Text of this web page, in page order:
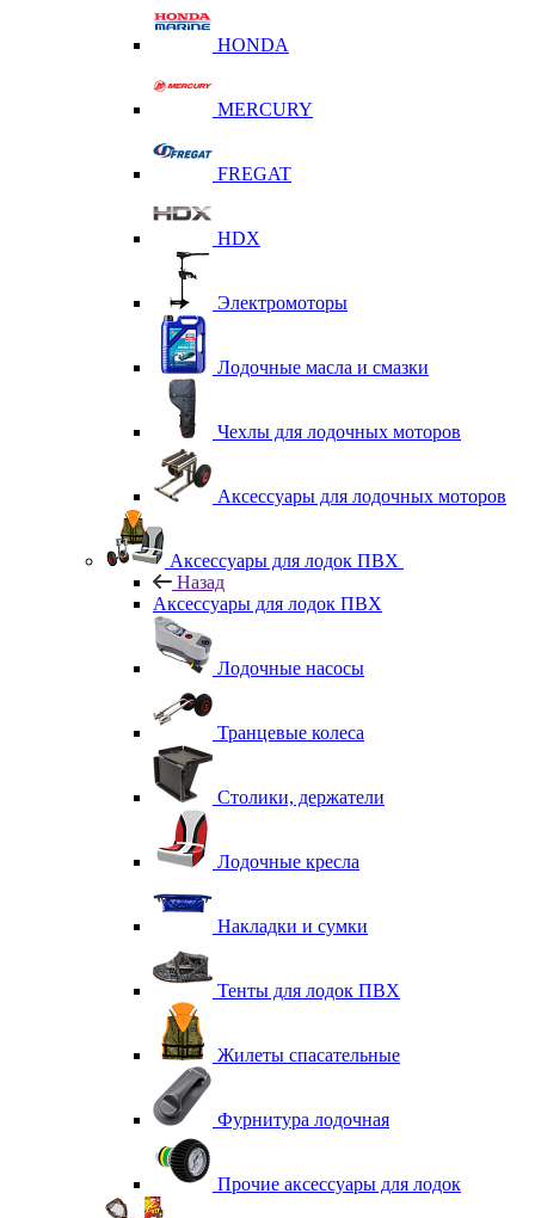
HONDA
MERCURY
FREGAT
HDX
Электромоторы
Лодочные масла и смазки
Чехлы для лодочных моторов
Аксессуары для лодочных моторов
Аксессуары для лодок ПВХ
Назад
Аксессуары для лодок ПВХ
Лодочные насосы
Транцевые колеса
Столики, держатели
Лодочные кресла
Накладки и сумки
Тенты для лодок ПВХ
Жилеты спасательные
Фурнитура лодочная
Прочие аксессуары для лодок